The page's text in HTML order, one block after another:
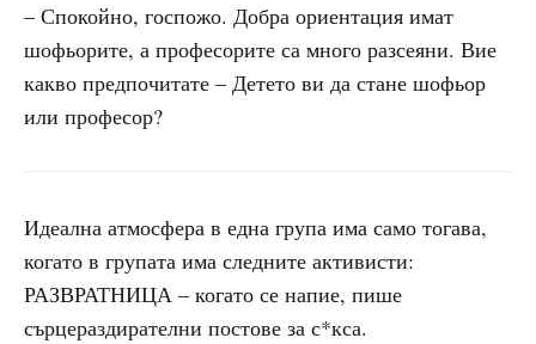
– Спокойно, госпожо. Добра ориентация имат
шофьорите, а професорите са много разсеяни. Вие
какво предпочитате – Детето ви да стане шофьор
или професор?
Идеална атмосфера в една група има само тогава,
когато в групата има следните активисти:
РАЗВРАТНИЦА – когато се напие, пише
сърцераздирателни постове за с*кса.